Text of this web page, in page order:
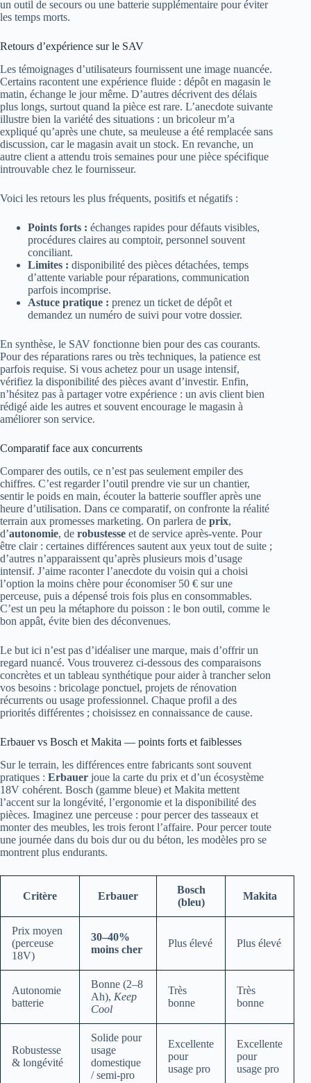
un outil de secours ou une batterie supplémentaire pour éviter
les temps morts.
Retours d’expérience sur le SAV
Les témoignages d’utilisateurs fournissent une image nuancée.
Certains racontent une expérience fluide : dépôt en magasin le
matin, échange le jour même. D’autres décrivent des délais
plus longs, surtout quand la pièce est rare. L’anecdote suivante
illustre bien la variété des situations : un bricoleur m’a
expliqué qu’après une chute, sa meuleuse a été remplacée sans
discussion, car le magasin avait un stock. En revanche, un
autre client a attendu trois semaines pour une pièce spécifique
introuvable chez le fournisseur.
Voici les retours les plus fréquents, positifs et négatifs :
Points forts : échanges rapides pour défauts visibles,
procédures claires au comptoir, personnel souvent
conciliant.
Limites : disponibilité des pièces détachées, temps
d’attente variable pour réparations, communication
parfois incomprise.
Astuce pratique : prenez un ticket de dépôt et
demandez un numéro de suivi pour votre dossier.
En synthèse, le SAV fonctionne bien pour des cas courants.
Pour des réparations rares ou très techniques, la patience est
parfois requise. Si vous achetez pour un usage intensif,
vérifiez la disponibilité des pièces avant d’investir. Enfin,
n’hésitez pas à partager votre expérience : un avis client bien
rédigé aide les autres et souvent encourage le magasin à
améliorer son service.
Comparatif face aux concurrents
Comparer des outils, ce n’est pas seulement empiler des
chiffres. C’est regarder l’outil prendre vie sur un chantier,
sentir le poids en main, écouter la batterie souffler après une
heure d’utilisation. Dans ce comparatif, on confronte la réalité
terrain aux promesses marketing. On parlera de prix,
d’autonomie, de robustesse et de service après-vente. Pour
être clair : certaines différences sautent aux yeux tout de suite ;
d’autres n’apparaissent qu’après plusieurs mois d’usage
intensif. J’aime raconter l’anecdote du voisin qui a choisi
l’option la moins chère pour économiser 50 € sur une
perceuse, puis a dépensé trois fois plus en consommables.
C’est un peu la métaphore du poisson : le bon outil, comme le
bon appât, évite bien des déconvenues.
Le but ici n’est pas d’idéaliser une marque, mais d’offrir un
regard nuancé. Vous trouverez ci-dessous des comparaisons
concrètes et un tableau synthétique pour aider à trancher selon
vos besoins : bricolage ponctuel, projets de rénovation
récurrents ou usage professionnel. Chaque profil a des
priorités différentes ; choisissez en connaissance de cause.
Erbauer vs Bosch et Makita — points forts et faiblesses
Sur le terrain, les différences entre fabricants sont souvent
pratiques : Erbauer joue la carte du prix et d’un écosystème
18V cohérent. Bosch (gamme bleue) et Makita mettent
l’accent sur la longévité, l’ergonomie et la disponibilité des
pièces. Imaginez une perceuse : pour percer des tasseaux et
monter des meubles, les trois feront l’affaire. Pour percer toute
une journée dans du bois dur ou du béton, les modèles pro se
montrent plus endurants.
Critère Erbauer
Bosch
(bleu)
Makita
Prix moyen
(perceuse
18V)
30–40%
moins cher
Plus élevé Plus élevé
Autonomie
batterie
Bonne (2–8
Ah), Keep
Cool
Très
bonne
Très
bonne
Robustesse
& longévité
Solide pour
usage
domestique
/ semi-pro
Excellente
pour
usage pro
Excellente
pour
usage pro